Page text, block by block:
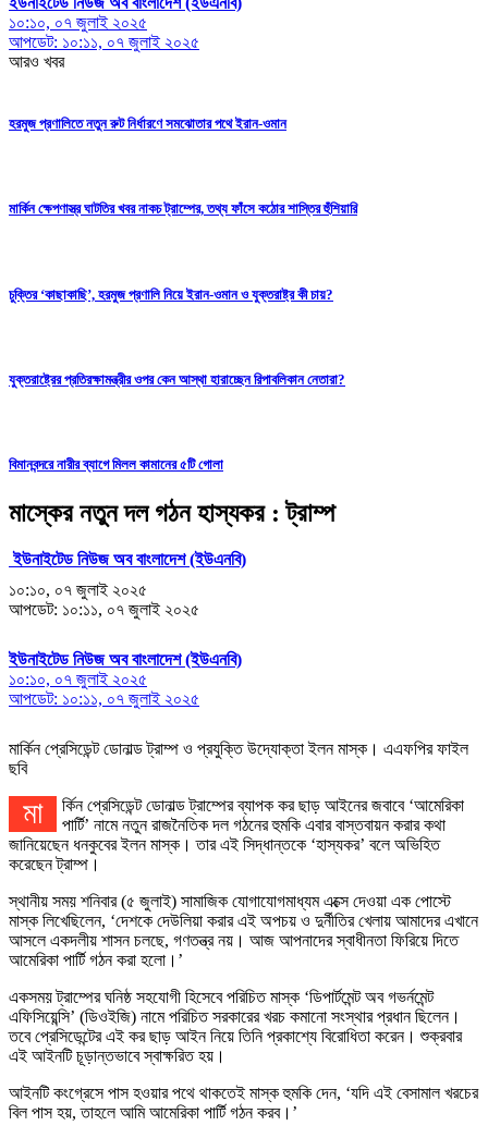
১০:১০, ০৭ জুলাই ২০২৫
আপডেট: ১০:১১, ০৭ জুলাই ২০২৫
আরও খবর
হরমুজ প্রণালিতে নতুন রুট নির্ধারণে সমঝোতার পথে ইরান-ওমান
মার্কিন ক্ষেপণাস্ত্র ঘাটতির খবর নাকচ ট্রাম্পের, তথ্য ফাঁসে কঠোর শাস্তির হুঁশিয়ারি
চুক্তির ‘কাছাকাছি’, হরমুজ প্রণালি নিয়ে ইরান-ওমান ও যুক্তরাষ্ট্র কী চায়?
যুক্তরাষ্ট্রের প্রতিরক্ষামন্ত্রীর ওপর কেন আস্থা হারাচ্ছেন রিপাবলিকান নেতারা?
বিমানবন্দরে নারীর ব্যাগে মিলল কামানের ৫টি গোলা
মাস্কের নতুন দল গঠন হাস্যকর : ট্রাম্প
ইউনাইটেড নিউজ অব বাংলাদেশ (ইউএনবি)
১০:১০, ০৭ জুলাই ২০২৫
আপডেট: ১০:১১, ০৭ জুলাই ২০২৫
ইউনাইটেড নিউজ অব বাংলাদেশ (ইউএনবি)
১০:১০, ০৭ জুলাই ২০২৫
আপডেট: ১০:১১, ০৭ জুলাই ২০২৫
মার্কিন প্রেসিডেন্ট ডোনাল্ড ট্রাম্প ও প্রযুক্তি উদ্যোক্তা ইলন মাস্ক। এএফপির ফাইল
ছবি
মার্কিন প্রেসিডেন্ট ডোনাল্ড ট্রাম্পের ব্যাপক কর ছাড় আইনের জবাবে ‘আমেরিকা
পার্টি’ নামে নতুন রাজনৈতিক দল গঠনের হুমকি এবার বাস্তবায়ন করার কথা
জানিয়েছেন ধনকুবের ইলন মাস্ক। তার এই সিদ্ধান্তকে ‘হাস্যকর’ বলে অভিহিত
করেছেন ট্রাম্প।
স্থানীয় সময় শনিবার (৫ জুলাই) সামাজিক যোগাযোগমাধ্যম এক্সে দেওয়া এক পোস্টে
মাস্ক লিখেছিলেন, ‘দেশকে দেউলিয়া করার এই অপচয় ও দুর্নীতির খেলায় আমাদের এখানে
আসলে একদলীয় শাসন চলছে, গণতন্ত্র নয়। আজ আপনাদের স্বাধীনতা ফিরিয়ে দিতে
আমেরিকা পার্টি গঠন করা হলো।’
একসময় ট্রাম্পের ঘনিষ্ঠ সহযোগী হিসেবে পরিচিত মাস্ক ‘ডিপার্টমেন্ট অব গভর্নমেন্ট
এফিসিয়েন্সি’ (ডিওইজি) নামে পরিচিত সরকারের খরচ কমানো সংস্থার প্রধান ছিলেন।
তবে প্রেসিডেন্টের এই কর ছাড় আইন নিয়ে তিনি প্রকাশ্যে বিরোধিতা করেন। শুক্রবার
এই আইনটি চূড়ান্তভাবে স্বাক্ষরিত হয়।
আইনটি কংগ্রেসে পাস হওয়ার পথে থাকতেই মাস্ক হুমকি দেন, ‘যদি এই বেসামাল খরচের
বিল পাস হয়, তাহলে আমি আমেরিকা পার্টি গঠন করব।’